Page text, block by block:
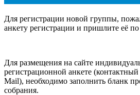
Для регистрации новой группы,
анкету регистрации и пришлите её
Для размещения на сайте
регистрационной анкете
Mail), необходимо заполнить бланк
собрания.